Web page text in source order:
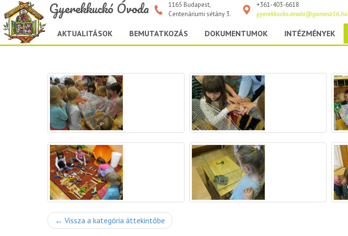
Gyerekkuckó Óvoda
1165 Budapest,
Centenáriumi sétány 3.
+361-403-6618
gyerekkucko.ovoda@gamesz16.hu
AKTUALITÁSOK BEMUTATKOZÁS DOKUMENTUMOK INTÉZMÉNYEK
← Vissza a kategória áttekintőbe